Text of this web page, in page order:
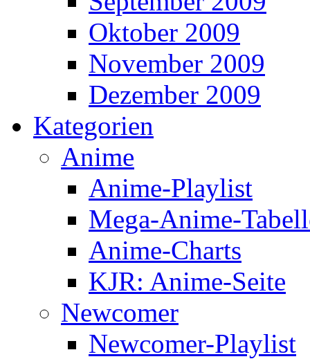
Oktober 2009
November 2009
Dezember 2009
Kategorien
Anime
Anime-Playlist
Mega-Anime-
Anime-Charts
KJR: Anime-Seite
Newcomer
Newcomer-Playlist